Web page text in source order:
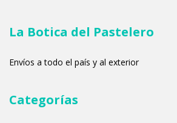
La Botica del Pastelero
Envíos a todo el país y al exterior
Categorías